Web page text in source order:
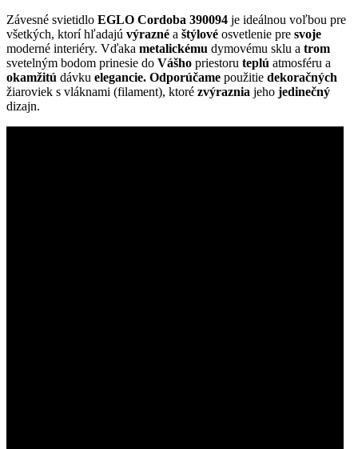
Závesné svietidlo EGLO Cordoba 390094 je ideálnou voľbou pre
všetkých, ktorí hľadajú výrazné a štýlové osvetlenie pre svoje
moderné interiéry. Vďaka metalickému dymovému sklu a trom
svetelným bodom prinesie do Vášho priestoru teplú atmosféru a
okamžitú dávku elegancie. Odporúčame použitie dekoračných
žiaroviek s vláknami (filament), ktoré zvýraznia jeho jedinečný
dizajn.